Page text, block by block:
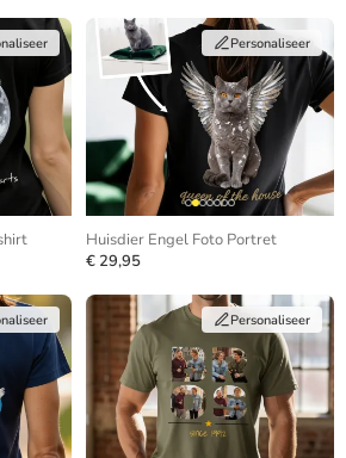
Personaliseer
Huisdier Engel Foto Portret
€ 29,95
Personaliseer